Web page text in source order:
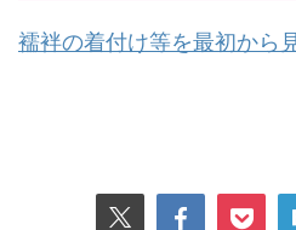
襦袢の着付け等を最初から